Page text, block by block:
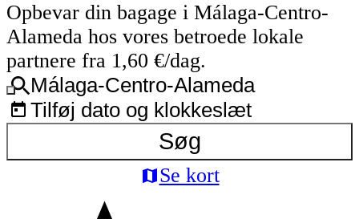
Opbevar din bagage i Málaga-Centro-
Alameda hos vores betroede lokale
partnere fra 1,60 €/dag.
Málaga-Centro-Alameda
Tilføj dato og klokkeslæt
Søg
Se kort